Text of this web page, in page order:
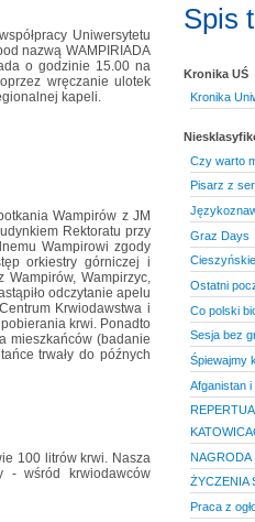
Uniwersytetu
nazwą WAMPIRIADA
o godzinie 15.00 na
wręczanie ulotek
kapeli.
Wampirów z JM
Rektoratu przy
Wampirowi zgody
orkiestry górniczej i
Wampirzyc,
odczytanie apelu
Krwiodawstwa i
krwi. Ponadto
mieszkańców (badanie
trwały do późnych
100 litrów krwi. Nasza
- wśród krwiodawców
Spis
Kronika UŚ
Kronika
Czy warto
Pisarz z
Graz Days
Ostatni
Co polski
Sesja bez
Śpiewajmy
Afganistan
NAGRODA
ŻYCZENIA
Praca z